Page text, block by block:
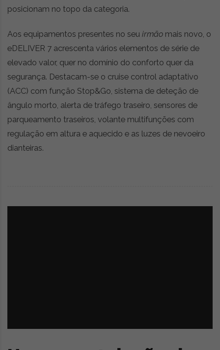
posicionam no topo da categoria.
Aos equipamentos presentes no seu irmão mais novo, o
eDELIVER 7 acrescenta vários elementos de série de
elevado valor, quer no domínio do conforto quer da
segurança. Destacam-se o cruise control adaptativo
(ACC) com função Stop&Go, sistema de deteção de
ângulo morto, alerta de tráfego traseiro, sensores de
parqueamento traseiros, volante multifunções com
regulação em altura e aquecido e as luzes de nevoeiro
dianteiras.